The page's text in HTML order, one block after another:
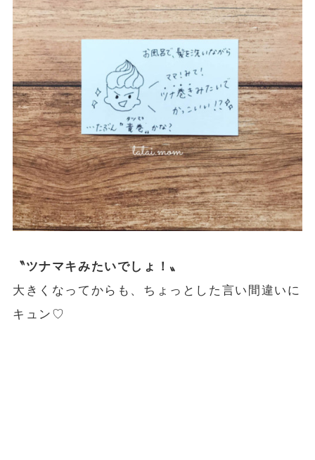
〝ツナマキみたいでしょ！〟
大きくなってからも、ちょっとした言い間違いに
キュン♡